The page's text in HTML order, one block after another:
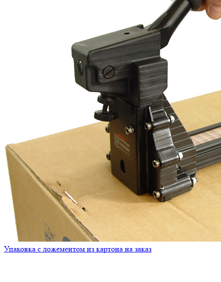
Упаковка с ложементом из картона на заказ